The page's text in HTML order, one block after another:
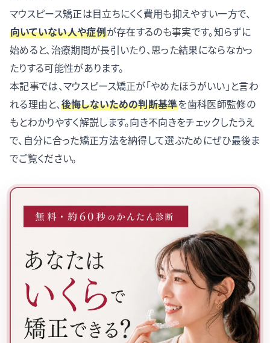
マウスピース矯正は目立ちにくく費用も抑えやすい一方で、
向いていない人や症例が存在するのも事実です。知らずに
始めると、治療期間が長引いたり、思った結果にならなかっ
たりする可能性があります。
本記事では、マウスピース矯正が「やめたほうがいい」と言わ
れる理由と、後悔しないための判断基準を歯科医師監修の
もとわかりやすく解説します。向き不向きをチェックしたうえ
で、自分に合った矯正方法を納得して選ぶためにぜひ最後ま
でご覧ください。